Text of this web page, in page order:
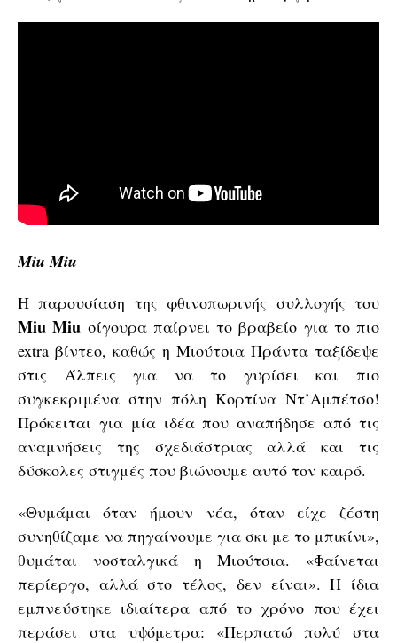
Miu Miu
Η παρουσίαση της φθινοπωρινής συλλογής του
Miu Miu σίγουρα παίρνει το βραβείο για το πιο
extra βίντεο, καθώς η Μιούτσια Πράντα ταξίδεψε
στις Άλπεις για να το γυρίσει και πιο
συγκεκριμένα στην πόλη Κορτίνα Ντ’Αμπέτσο!
Πρόκειται για μία ιδέα που αναπήδησε από τις
αναμνήσεις της σχεδιάστριας αλλά και τις
δύσκολες στιγμές που βιώνουμε αυτό τον καιρό.
«Θυμάμαι όταν ήμουν νέα, όταν είχε ζέστη
συνηθίζαμε να πηγαίνουμε για σκι με το μπικίνι»,
θυμάται νοσταλγικά η Μιούτσια. «Φαίνεται
περίεργο, αλλά στο τέλος, δεν είναι». Η ίδια
εμπνεύστηκε ιδιαίτερα από το χρόνο που έχει
περάσει στα υψόμετρα: «Περπατώ πολύ στα